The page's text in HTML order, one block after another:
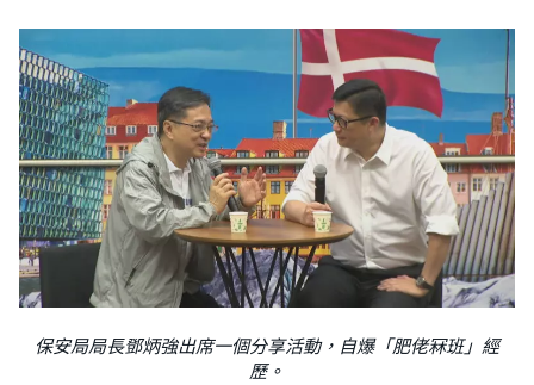
保安局局長鄧炳強出席一個分享活動，自爆「肥佬冧班」經
歷。